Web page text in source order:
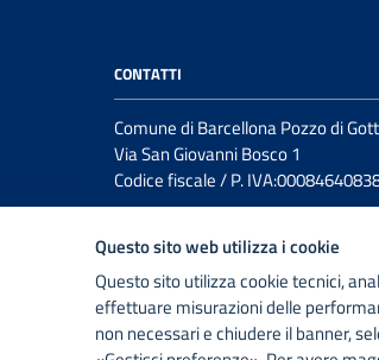
Questo sito web utilizza i cookie
Questo sito utilizza cookie tecnici,
effettuare misurazioni delle
non necessari e chiudere il banner,
CONTATTI
Comune di Barcellona Pozzo di
Via San Giovanni Bosco 1
Codice fiscale / P.
PEC:
Centralino unico: +3909097901